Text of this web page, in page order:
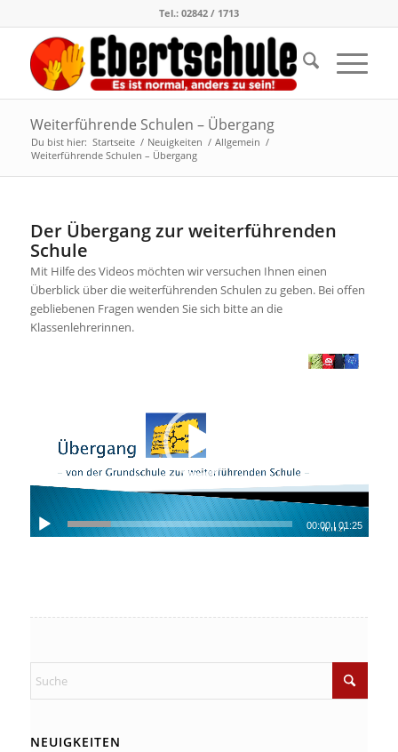
Tel.: 02842 / 1713
Weiterführende Schulen – Übergang
Du bist hier: Startseite / Neuigkeiten / Allgemein /
Weiterführende Schulen – Übergang
Der Übergang zur weiterführenden
Schule
Mit Hilfe des Videos möchten wir versuchen Ihnen einen
Überblick über die weiterführenden Schulen zu geben. Bei offen
gebliebenen Fragen wenden Sie sich bitte an die
Klassenlehrerinnen.
00:00|01:25
NEUIGKEITEN